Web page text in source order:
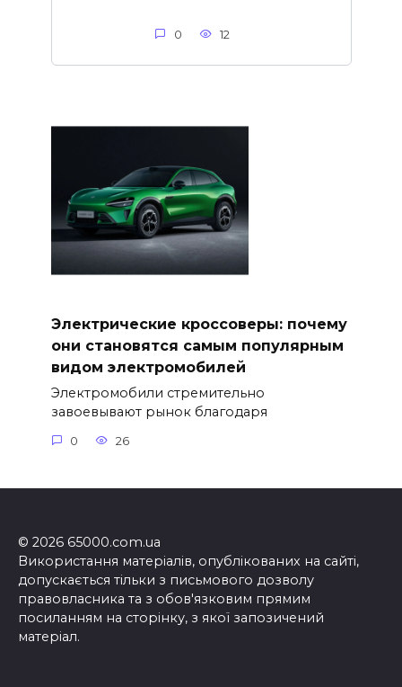
0 12
Электрические кроссоверы: почему
они становятся самым популярным
видом электромобилей
Электромобили стремительно
завоевывают рынок благодаря
0 26
© 2026 65000.com.ua
Використання матеріалів, опублікованих на сайті,
допускається тільки з письмового дозволу
правовласника та з обов'язковим прямим
посиланням на сторінку, з якої запозичений
матеріал.